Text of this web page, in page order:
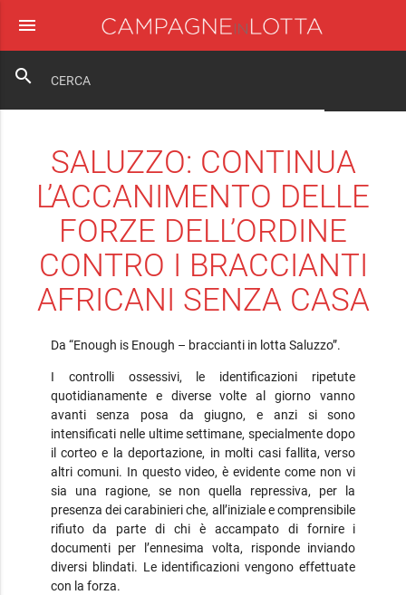
menu
search
SALUZZO: CONTINUA
L’ACCANIMENTO DELLE
FORZE DELL’ORDINE
CONTRO I BRACCIANTI
AFRICANI SENZA CASA
Da “Enough is Enough – braccianti in lotta Saluzzo”.
I controlli ossessivi, le identificazioni ripetute
quotidianamente e diverse volte al giorno vanno
avanti senza posa da giugno, e anzi si sono
intensificati nelle ultime settimane, specialmente dopo
il corteo e la deportazione, in molti casi fallita, verso
altri comuni. In questo video, è evidente come non vi
sia una ragione, se non quella repressiva, per la
presenza dei carabinieri che, all’iniziale e comprensibile
rifiuto da parte di chi è accampato di fornire i
documenti per l’ennesima volta, risponde inviando
diversi blindati. Le identificazioni vengono effettuate
con la forza.